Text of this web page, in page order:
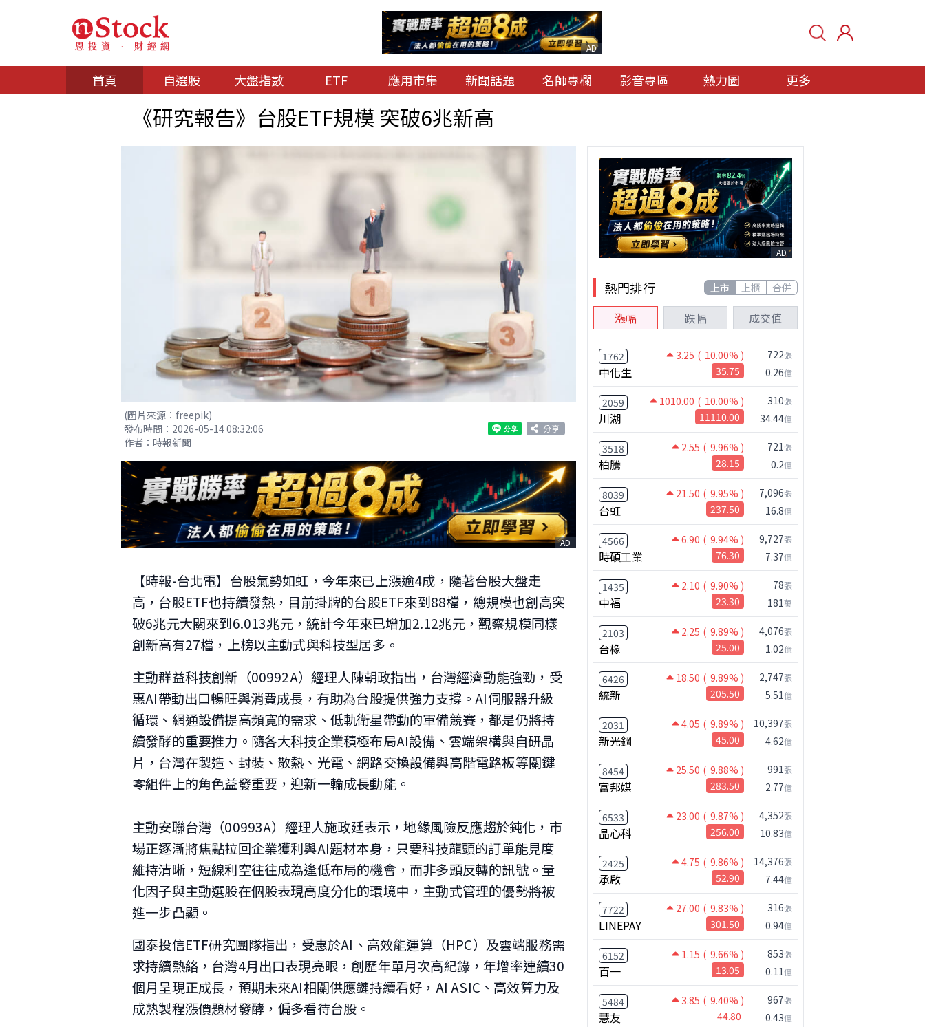
AD
首頁 自選股 大盤指數 ETF 應用市集 新聞話題 名師專欄 影音專區 熱力圖 更多
《研究報告》台股ETF規模 突破6兆新高
(圖片來源：freepik)
發布時間：2026-05-14 08:32:06
分享
作者：時報新聞
AD
【時報-台北電】台股氣勢如虹，今年來已上漲逾4成，隨著台股大盤走
高，台股ETF也持續發熱，目前掛牌的台股ETF來到88檔，總規模也創高突
破6兆元大關來到6.013兆元，統計今年來已增加2.12兆元，觀察規模同樣
創新高有27檔，上榜以主動式與科技型居多。
主動群益科技創新（00992A）經理人陳朝政指出，台灣經濟動能強勁，受
惠AI帶動出口暢旺與消費成長，有助為台股提供強力支撐。AI伺服器升級
循環、網通設備提高頻寬的需求、低軌衛星帶動的軍備競賽，都是仍將持
續發酵的重要推力。隨各大科技企業積極布局AI設備、雲端架構與自研晶
片，台灣在製造、封裝、散熱、光電、網路交換設備與高階電路板等關鍵
零組件上的角色益發重要，迎新一輪成長動能。
主動安聯台灣（00993A）經理人施政廷表示，地緣風險反應趨於鈍化，市
場正逐漸將焦點拉回企業獲利與AI題材本身，只要科技龍頭的訂單能見度
維持清晰，短線利空往往成為逢低布局的機會，而非多頭反轉的訊號。量
化因子與主動選股在個股表現高度分化的環境中，主動式管理的優勢將被
進一步凸顯。
國泰投信ETF研究團隊指出，受惠於AI、高效能運算（HPC）及雲端服務需
求持續熱絡，台灣4月出口表現亮眼，創歷年單月次高紀錄，年增率連續30
個月呈現正成長，預期未來AI相關供應鏈持續看好，AI ASIC、高效算力及
成熟製程漲價題材發酵，偏多看待台股。
AD
熱門排行 上市 上櫃 合併
漲幅 跌幅 成交值
1762 3.25 ( 10.00% )
中化生 35.75
722張
0.26億
2059 1010.00 ( 10.00% )
川湖 11110.00
310張
34.44億
3518 2.55 ( 9.96% )
柏騰 28.15
721張
0.2億
8039 21.50 ( 9.95% )
台虹 237.50
7,096張
16.8億
4566 6.90 ( 9.94% )
時碩工業 76.30
9,727張
7.37億
1435 2.10 ( 9.90% )
中福 23.30
78張
181萬
2103 2.25 ( 9.89% )
台橡 25.00
4,076張
1.02億
6426 18.50 ( 9.89% )
統新 205.50
2,747張
5.51億
2031 4.05 ( 9.89% )
新光鋼 45.00
10,397張
4.62億
8454 25.50 ( 9.88% )
富邦媒 283.50
991張
2.77億
6533 23.00 ( 9.87% )
晶心科 256.00
4,352張
10.83億
2425 4.75 ( 9.86% )
承啟 52.90
14,376張
7.44億
7722 27.00 ( 9.83% )
LINEPAY 301.50
316張
0.94億
6152 1.15 ( 9.66% )
百一 13.05
853張
0.11億
5484 3.85 ( 9.40% )
慧友 44.80
967張
0.43億